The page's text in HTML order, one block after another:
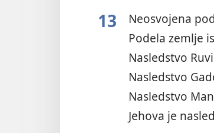
13 Neosvojena
Podela zemlje
Nasledstvo
Nasledstvo
Nasledstvo
Jehova je